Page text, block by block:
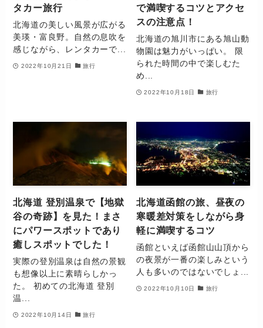
タカー旅行
北海道の美しい風景が広がる
美瑛・富良野。自然の息吹を
感じながら、レンタカーで...
2022年10月21日 旅行
で満喫するコツとアクセ
スの注意点！
北海道の旭川市にある旭山動
物園は魅力がいっぱい。 限
られた時間の中で楽しむた
め...
2022年10月18日 旅行
北海道 登別温泉で【地獄
谷の奇跡】を見た！まさ
にパワースポットであり
癒しスポットでした！
実際の登別温泉は自然の景観
も想像以上に素晴らしかっ
た。 初めての北海道 登別
温...
2022年10月14日 旅行
北海道函館の旅、昼夜の
寒暖差対策をしながら身
軽に満喫するコツ
函館といえば函館山山頂から
の夜景が一番の楽しみという
人も多いのではないでしょ...
2022年10月10日 旅行